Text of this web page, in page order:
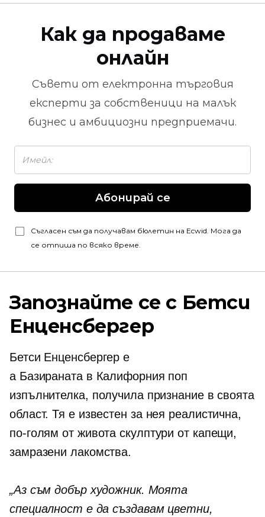
Как да продаваме
онлайн
Съвети от електронна търговия
експерти за собственици на малък
бизнес и амбициозни предприемачи.
Абонирай се
Съгласен съм да получавам бюлетин на Ecwid. Мога да
се отпиша по всяко време.
Запознайте се с Бетси
Енценсбергер
Бетси Енценсбергер е
a Базираната в Калифорния поп
изпълнителка, получила признание в своята
област. Тя е известен за нея реалистична,
по-голям от живота скулптури от капещи,
замразени лакомства.
„Аз съм добър художник. Моята
специалност е да създавам цветни,